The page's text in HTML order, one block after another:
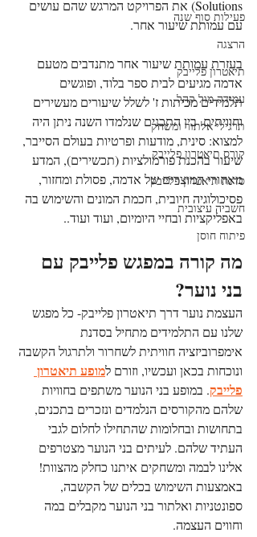
פעילות סוף שנה
הרצגה
תיאטרון פלייבק
עמידה מול קהל
תרגילי אלתור ומשחק
קורס תיאטרון פלייבק
סדנת תיאטרון פלייבק
חשביה עיצובית
פיתוח חוסן
Solutions) את הפרויקט המרגש שהם עושים
עם עמותת שיעור אחר.
בעזרת עמותת שיעור אחר מתנדבים מטעם
אדמה מגיעים לבית ספר בלוד, ופוגשים
תלמידים מכיתות ז' לשלל שיעורים מעשירים
וחוויתים. בין התכנים שנלמדו השנה ניתן היה
למצוא: סינית, מודעות ופרטיות בעולם הסייבר,
שיעור בהכנת פורמולציות (תכשירים), המדע
מאחורי המוצרים של אדמה, פסולת ומחזור,
פסיכולוגיה חיובית, חכמת המונים והשימוש בה
באפליקציות ובחיי היומיום, ועוד ועוד..
מה קורה במפגש פלייבק עם
בני נוער?
העצמת נוער דרך תיאטרון פלייבק- כל מפגש
שלנו עם התלמידים מתחיל בסדנת
אימפרוביזציה חוויתית לשחרור ולתרגול הקשבה
ונוכחות בכאן ועכשיו, וזורם למופע תיאטרון
פלייבק. במופע בני הנוער משתפים בחוויות
שלהם מהקורסים הנלמדים ונזכרים בתכנים,
בתחושות ובחלומות שהתחילו לחלום לגבי
העתיד שלהם. לעיתים בני הנוער מצטרפים
אלינו לבמה ומשחקים איתנו כחלק מהצוות!
באמצעות השימוש בכלים של הקשבה,
ספונטניות ואלתור בני הנוער מקבלים במה
וחווים העצמה.